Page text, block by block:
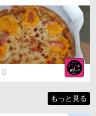
0
もっと見る